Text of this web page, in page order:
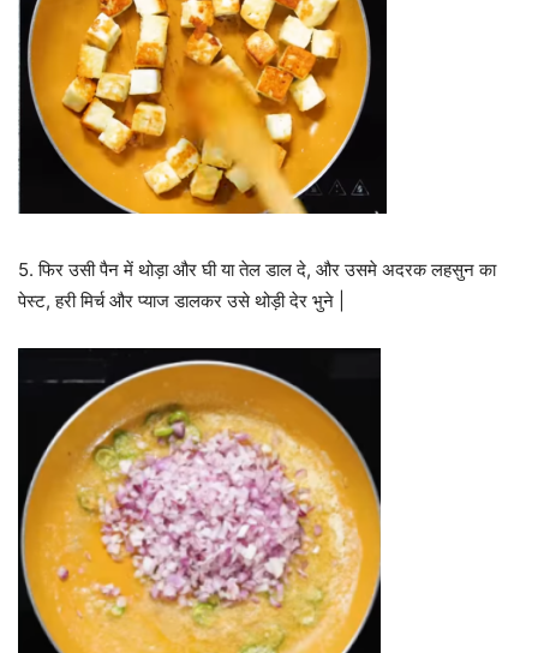
5. फिर उसी पैन में थोड़ा और घी या तेल डाल दे, और उसमे अदरक लहसुन का
पेस्ट, हरी मिर्च और प्याज डालकर उसे थोड़ी देर भुने |